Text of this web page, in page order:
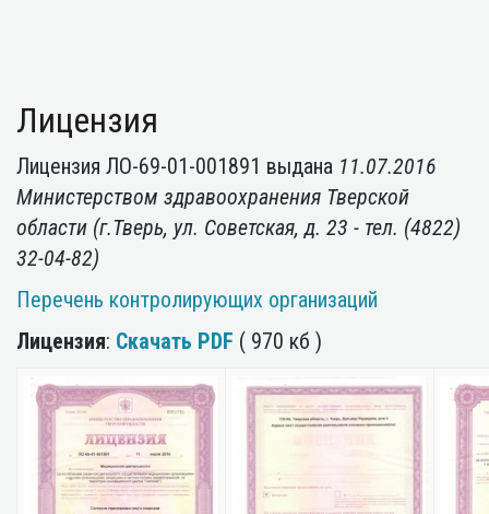
Лицензия
Лицензия ЛО-69-01-001891 выдана 11.07.2016
Министерством здравоохранения Тверской
области (г.Тверь, ул. Советская, д. 23 - тел. (4822)
32-04-82)
Перечень контролирующих организаций
Лицензия: Скачать PDF ( 970 кб )